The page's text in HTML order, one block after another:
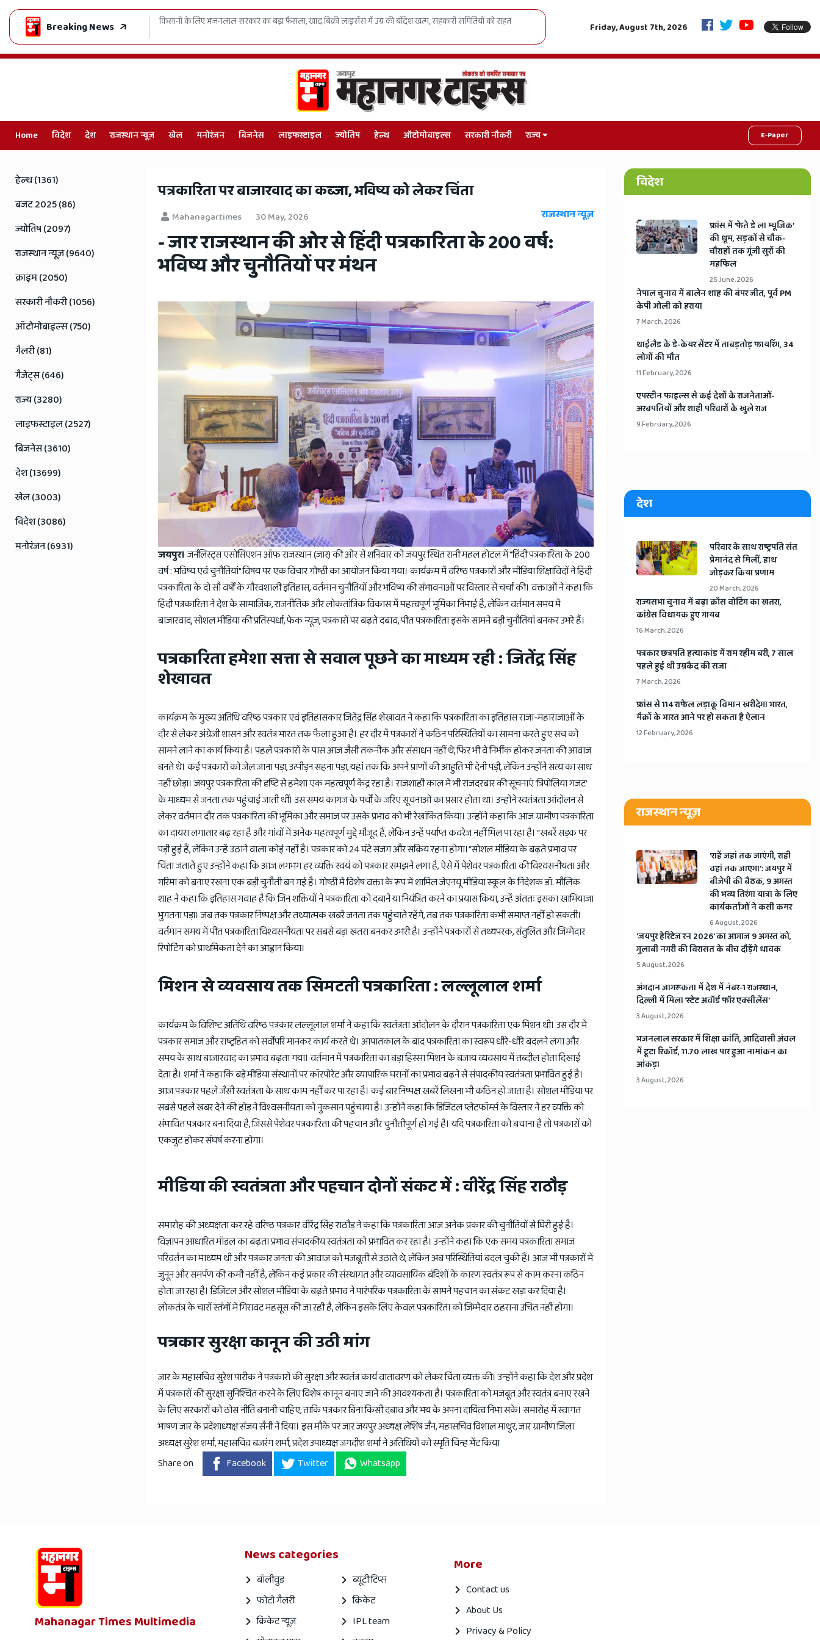
Breaking News
खत्म, सहकारी समितियों को राहत सिविल लाइंस MLA गोपाल शर्मा ने जनता को दी 40 लाख के विकास कार्यों की बड़ी सौगात, बोले- 'जनता का विश्वास ही मेरी निकाय-पंचायत चुनाव का बिगुल, आयोग ने अफसरों को दिया 'फ्री-फेयर पोल' का सख्त मंत्र
Friday, August 7th, 2026
Home विदेश देश राजस्थान न्यूज़ खेल मनोरंजन बिजनेस लाइफस्टाइल ज्योतिष हेल्थ ऑटोमोबाइल्स सरकारी नौकरी राज्य E-Paper
Hindi
News,
Hindi
Samachar,
Jaipur
Rajasthan
News
​पत्रकारिता पर बाजारवाद का कब्जा, भविष्य को लेकर चिंता
Mahanagartimes 30 May, 2026 राजस्थान न्यूज़
- जार राजस्थान की ओर से हिंदी पत्रकारिता के 200 वर्ष:
भविष्य और चुनौतियों पर मंथन
जयपुर।जर्नलिस्ट्स एसोसिएशन ऑफ राजस्थान (जार) की ओर से शनिवार को जयपुर स्थित रानी महल होटल में "हिंदी पत्रकारिता के 200
वर्ष : भविष्य एवं चुनौतियां" विषय पर एक विचार गोष्ठी का आयोजन किया गया। कार्यक्रम में वरिष्ठ पत्रकारों और मीडिया शिक्षाविदों ने हिंदी
पत्रकारिता के दो सौ वर्षों के गौरवशाली इतिहास, वर्तमान चुनौतियों और भविष्य की संभावनाओं पर विस्तार से चर्चा की। वक्ताओं ने कहा कि
हिंदी पत्रकारिता ने देश के सामाजिक, राजनीतिक और लोकतांत्रिक विकास में महत्वपूर्ण भूमिका निभाई है, लेकिन वर्तमान समय में
बाजारवाद, सोशल मीडिया की प्रतिस्पर्धा, फेक न्यूज, पत्रकारों पर बढ़ते दबाव, पीत पत्रकारिता इसके सामने बड़ी चुनौतियां बनकर उभरे हैं।
पत्रकारिता हमेशा सत्ता से सवाल पूछने का माध्यम रही : जितेंद्र सिंह
शेखावत
कार्यक्रम के मुख्य अतिथि वरिष्ठ पत्रकार एवं इतिहासकार जितेंद्र सिंह शेखावत ने कहा कि पत्रकारिता का इतिहास राजा-महाराजाओं के
दौर से लेकर अंग्रेजी शासन और स्वतंत्र भारत तक फैला हुआ है। हर दौर में पत्रकारों ने कठिन परिस्थितियों का सामना करते हुए सच को
सामने लाने का कार्य किया है। पहले पत्रकारों के पास आज जैसी तकनीक और संसाधन नहीं थे, फिर भी वे निर्भीक होकर जनता की आवाज
बनते थे। कई पत्रकारों को जेल जाना पड़ा, उत्पीड़न सहना पड़ा, यहां तक कि अपने प्राणों की आहुति भी देनी पड़ी, लेकिन उन्होंने सत्य का साथ
नहीं छोड़ा। जयपुर पत्रकारिता की दृष्टि से हमेशा एक महत्वपूर्ण केंद्र रहा है। राजशाही काल में भी राजदरबार की सूचनाएं ‘त्रिपोलिया गजट’
के माध्यम से जनता तक पहुंचाई जाती थीं। उस समय कागज के पर्चों के जरिए सूचनाओं का प्रसार होता था। उन्होंने स्वतंत्रता आंदोलन से
लेकर वर्तमान दौर तक पत्रकारिता की भूमिका और समाज पर उसके प्रभाव को भी रेखांकित किया। उन्होंने कहा कि आज ग्रामीण पत्रकारिता
का दायरा लगातार बढ़ रहा है और गांवों में अनेक महत्वपूर्ण मुद्दे मौजूद हैं, लेकिन उन्हें पर्याप्त कवरेज नहीं मिल पा रहा है। “खबरें सड़क पर
पड़ी हुई हैं, लेकिन उन्हें उठाने वाला कोई नहीं है। पत्रकार को 24 घंटे सजग और सक्रिय रहना होगा।”सोशल मीडिया के बढ़ते प्रभाव पर
चिंता जताते हुए उन्होंने कहा कि आज लगभग हर व्यक्ति स्वयं को पत्रकार समझने लगा है, ऐसे में पेशेवर पत्रकारिता की विश्वसनीयता और
गरिमा को बनाए रखना एक बड़ी चुनौती बन गई है। गोष्ठी में विशेष वक्ता के रूप में शामिल जेएनयू मीडिया स्कूल के निदेशक डॉ. मौलिक
शाह ने कहा कि इतिहास गवाह है कि जिन शक्तियों ने पत्रकारिता को दबाने या नियंत्रित करने का प्रयास किया, उन्हें अंततः इसका खामियाजा
भुगतना पड़ा। जब तक पत्रकार निष्पक्ष और तथ्यात्मक खबरें जनता तक पहुंचाते रहेंगे, तब तक पत्रकारिता कभी समाप्त नहीं हो सकती।
वर्तमान समय में पीत पत्रकारिता विश्वसनीयता पर सबसे बड़ा खतरा बनकर उभरी है। उन्होंने पत्रकारों से तथ्यपरक, संतुलित और जिम्मेदार
रिपोर्टिंग को प्राथमिकता देने का आह्वान किया।
मिशन से व्यवसाय तक सिमटती पत्रकारिता : लल्लूलाल शर्मा
कार्यक्रम के विशिष्ट अतिथि वरिष्ठ पत्रकार लल्लूलाल शर्मा ने कहा कि स्वतंत्रता आंदोलन के दौरान पत्रकारिता एक मिशन थी। उस दौर में
पत्रकार समाज और राष्ट्रहित को सर्वोपरि मानकर कार्य करते थे। आपातकाल के बाद पत्रकारिता का स्वरूप धीरे-धीरे बदलने लगा और
समय के साथ बाजारवाद का प्रभाव बढ़ता गया। वर्तमान में पत्रकारिता का बड़ा हिस्सा मिशन के बजाय व्यवसाय में तब्दील होता दिखाई
देता है। शर्मा ने कहा कि बड़े मीडिया संस्थानों पर कॉरपोरेट और व्यापारिक घरानों का प्रभाव बढ़ने से संपादकीय स्वतंत्रता प्रभावित हुई है।
आज पत्रकार पहले जैसी स्वतंत्रता के साथ काम नहीं कर पा रहा है। कई बार निष्पक्ष खबरें लिखना भी कठिन हो जाता है। सोशल मीडिया पर
सबसे पहले खबर देने की होड़ ने विश्वसनीयता को नुकसान पहुंचाया है। उन्होंने कहा कि डिजिटल प्लेटफॉर्म्स के विस्तार ने हर व्यक्ति को
संभावित पत्रकार बना दिया है, जिससे पेशेवर पत्रकारिता की पहचान और चुनौतीपूर्ण हो गई है। यदि पत्रकारिता को बचाना है तो पत्रकारों को
एकजुट होकर संघर्ष करना होगा।
मीडिया की स्वतंत्रता और पहचान दोनों संकट में : वीरेंद्र सिंह राठौड़
समारोह की अध्यक्षता कर रहे वरिष्ठ पत्रकार वीरेंद्र सिंह राठौड़ ने कहा कि पत्रकारिता आज अनेक प्रकार की चुनौतियों से घिरी हुई है।
विज्ञापन आधारित मॉडल का बढ़ता प्रभाव संपादकीय स्वतंत्रता को प्रभावित कर रहा है। उन्होंने कहा कि एक समय पत्रकारिता समाज
परिवर्तन का माध्यम थी और पत्रकार जनता की आवाज को मजबूती से उठाते थे, लेकिन अब परिस्थितियां बदल चुकी हैं। आज भी पत्रकारों में
जुनून और समर्पण की कमी नहीं है, लेकिन कई प्रकार की संस्थागत और व्यावसायिक बंदिशों के कारण स्वतंत्र रूप से काम करना कठिन
होता जा रहा है। डिजिटल और सोशल मीडिया के बढ़ते प्रभाव ने पारंपरिक पत्रकारिता के सामने पहचान का संकट खड़ा कर दिया है।
लोकतंत्र के चारों स्तंभों में गिरावट महसूस की जा रही है, लेकिन इसके लिए केवल पत्रकारिता को जिम्मेदार ठहराना उचित नहीं होगा।
पत्रकार सुरक्षा कानून की उठी मांग
जार के महासचिव सुरेश पारीक ने पत्रकारों की सुरक्षा और स्वतंत्र कार्य वातावरण को लेकर चिंता व्यक्त की। उन्होंने कहा कि देश और प्रदेश
में पत्रकारों की सुरक्षा सुनिश्चित करने के लिए विशेष कानून बनाए जाने की आवश्यकता है। पत्रकारिता को मजबूत और स्वतंत्र बनाए रखने
के लिए सरकारों को ठोस नीति बनानी चाहिए, ताकि पत्रकार बिना किसी दबाव और भय के अपना दायित्व निभा सकें। समारोह में स्वागत
भाषण जार के प्रदेशाध्यक्ष संजय सैनी ने दिया। इस मौके पर जार जयपुर अध्यक्ष लेशिष जैन, महासचिव विशाल माथुर, जार ग्रामीण जिला
अध्यक्ष सुरेश शर्मा, महासचिव बजरंग शर्मा, प्रदेश उपाध्यक्ष जगदीश शर्मा ने अतिथियों को स्मृति चिन्ह भेंट किया
Share on
Facebook Twitter Whatsapp
हेल्थ (1361)
बजट 2025 (86)
ज्योतिष (2097)
राजस्थान न्यूज़ (9640)
क्राइम (2050)
सरकारी नौकरी (1056)
ऑटोमोबाइल्स (750)
गैलरी (81)
गैजेट्स (646)
राज्य (3280)
लाइफस्टाइल (2527)
बिजनेस (3610)
देश (13699)
खेल (3003)
विदेश (3086)
मनोरंजन (6931)
विदेश
​फ्रांस में ‘फेते डे ला म्यूजिक’
की धूम, सड़कों से चौक-
चौराहों तक गूंजी सुरों की
महफिल
25 June, 2026
​नेपाल चुनाव में बालेन शाह की बंपर जीत, पूर्व PM
केपी ओली को हराया
7 March, 2026
​थाईलैड के डे-केयर सेंटर में ताबड़तोड़ फायरिंग, 34
लोगों की मौत
11 February, 2026
​एपस्टीन फाइल्स से कई देशों के राजनेताओं-
अरबपतियों और शाही परिवारों के खुले राज
9 February, 2026
देश
​परिवार के साथ राष्ट्रपति संत
प्रेमानंद से मिलीं, हाथ
जोड़कर किया प्रणाम
20 March, 2026
​राज्यसभा चुनाव में बढ़ा क्रॉस वोटिंग का खतरा,
कांग्रेस विधायक हुए गायब
16 March, 2026
​पत्रकार छत्रपति हत्याकांड में राम रहीम बरी, 7 साल
पहले हुई थी उम्रकैद की सजा
7 March, 2026
​फ्रांस से 114 राफेल लड़ाकू विमान खरीदेगा भारत,
मैक्रों के भारत आने पर हो सकता है ऐलान
12 February, 2026
राजस्थान न्यूज़
'राहें जहां तक जाएंगी, राही
वहां तक जाएगा': जयपुर में
बीजेपी की बैठक, 9 अगस्त
की भव्य तिरंगा यात्रा के लिए
कार्यकर्ताओं ने कसी कमर
6 August, 2026
​'जयपुर हेरिटेज रन 2026' का आगाज 9 अगस्त को,
गुलाबी नगरी की विरासत के बीच दौड़ेंगे धावक
5 August, 2026
अंगदान जागरूकता में देश में नंबर-1 राजस्थान,
दिल्ली में मिला 'स्टेट अवॉर्ड फॉर एक्सीलेंस'
3 August, 2026
भजनलाल सरकार में शिक्षा क्रांति, आदिवासी अंचल
में टूटा रिकॉर्ड, 11.70 लाख पार हुआ नामांकन का
आंकड़ा
3 August, 2026
Mahanagar Times Multimedia
News categories
बॉलीवुड
ब्यूटी टिप्स
फोटो गैलरी
क्रिकेट
क्रिकेट न्यूज़
IPL team
More
Contact us
About Us
Privacy & Policy